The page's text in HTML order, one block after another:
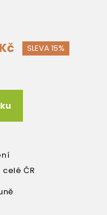
SLEVA 15%
ČR